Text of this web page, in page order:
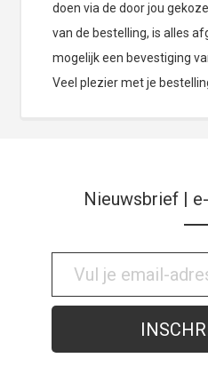
doen via de door jou
van de bestelling, is alles
mogelijk een bevestiging
Veel plezier met je
Nieuwsbrief |